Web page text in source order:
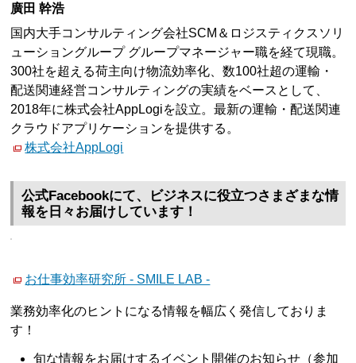
廣田 幹浩
国内大手コンサルティング会社SCM＆ロジスティクスソリ
ューショングループ グループマネージャー職を経て現職。
300社を超える荷主向け物流効率化、数100社超の運輸・
配送関連経営コンサルティングの実績をベースとして、
2018年に株式会社AppLogiを設立。最新の運輸・配送関連
クラウドアプリケーションを提供する。
株式会社AppLogi
公式Facebookにて、ビジネスに役立つさまざまな情
報を日々お届けしています！
お仕事効率研究所 - SMILE LAB -
業務効率化のヒントになる情報を幅広く発信しておりま
す！
旬な情報をお届けするイベント開催のお知らせ（参加